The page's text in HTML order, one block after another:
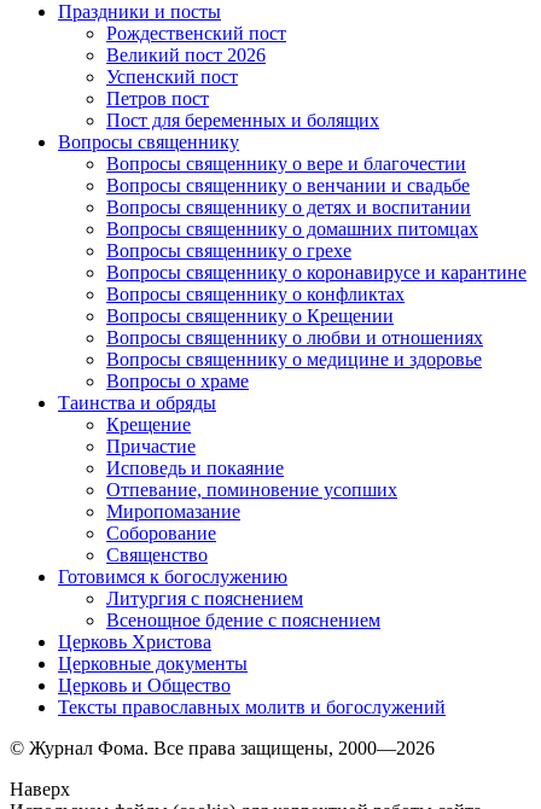
Праздники и посты
Рождественский пост
Великий пост 2026
Успенский пост
Петров пост
Пост для беременных и болящих
Вопросы священнику
Вопросы священнику о вере и благочестии
Вопросы священнику о венчании и свадьбе
Вопросы священнику о детях и воспитании
Вопросы священнику о домашних питомцах
Вопросы священнику о грехе
Вопросы священнику о коронавирусе и карантине
Вопросы священнику о конфликтах
Вопросы священнику о Крещении
Вопросы священнику о любви и отношениях
Вопросы священнику о медицине и здоровье
Вопросы о храме
Таинства и обряды
Крещение
Причастие
Исповедь и покаяние
Отпевание, поминовение усопших
Миропомазание
Соборование
Священство
Готовимся к богослужению
Литургия с пояснением
Всенощное бдение с пояснением
Церковь Христова
Церковные документы
Церковь и Общество
Тексты православных молитв и богослужений
© Журнал Фома. Все права защищены, 2000—2026
Наверх